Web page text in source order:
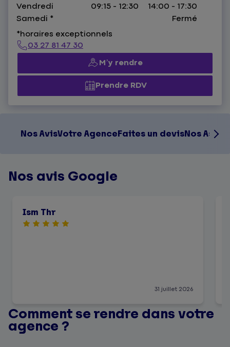
Vendredi
09:15 - 12:30
14:00 - 17:30
Samedi *
Fermé
*horaires exceptionnels
03 27 81 47 30
M’y rendre
Prendre RDV
Nos AvisVotre AgenceFaites un devisNos
Nos avis Google
Ism Thr
31 juillet 2026
Comment se rendre dans votre
agence ?